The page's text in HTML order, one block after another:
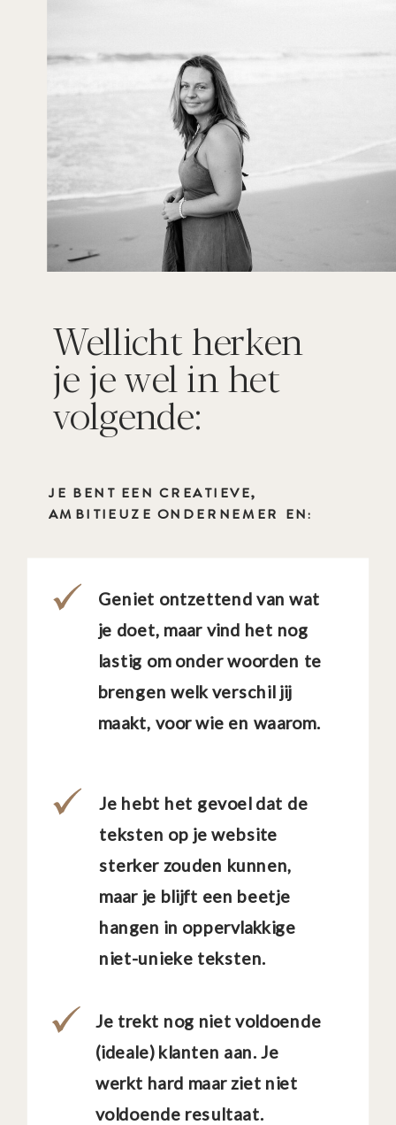
Wellicht herken
je je wel in het
volgende:
Geniet ontzettend van wat
je doet, maar vind het nog
lastig om onder woorden te
brengen welk verschil jij
maakt, voor wie en waarom.
Je trekt nog niet voldoende
(ideale) klanten aan. Je
werkt hard maar ziet niet
voldoende resultaat.
JE BENT EEN CREATIEVE,
AMBITIEUZE ONDERNEMER EN:
Je hebt het gevoel dat de
teksten op je website
sterker zouden kunnen,
maar je blijft een beetje
hangen in oppervlakkige
niet-unieke teksten.